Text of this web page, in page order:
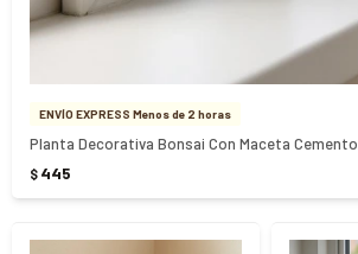
ENVÍO EXPRESS Menos de 2 horas
Planta Decorativa Bonsai Con Maceta Cemento
$ 445